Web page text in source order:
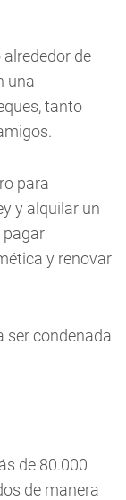
de
una
tanto
para
y alquilar un
pagar
y renovar
ser condenada
de 80.000
de manera